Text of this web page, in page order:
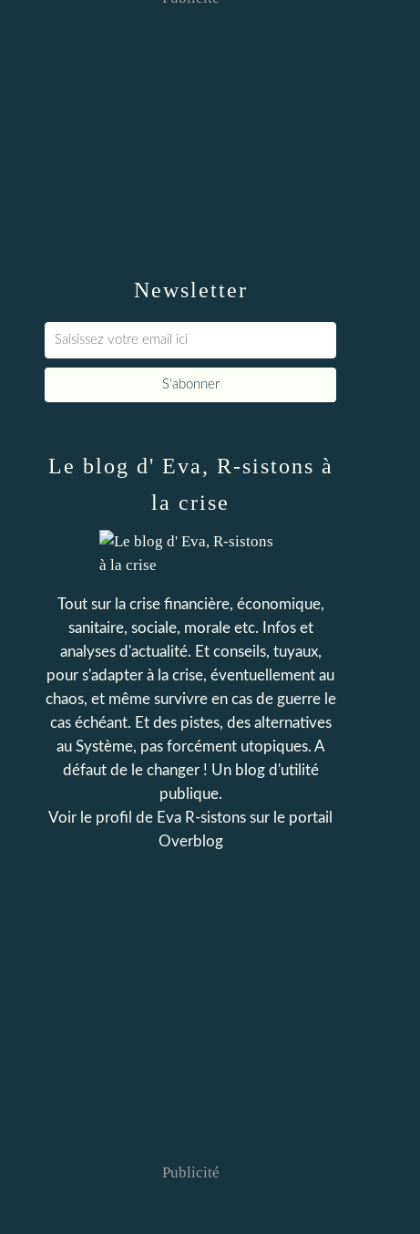
Newsletter
Le blog d' Eva, R-sistons à
la crise
Tout sur la crise financière, économique,
sanitaire, sociale, morale etc. Infos et
analyses d'actualité. Et conseils, tuyaux,
pour s'adapter à la crise, éventuellement au
chaos, et même survivre en cas de guerre le
cas échéant. Et des pistes, des alternatives
au Système, pas forcément utopiques. A
défaut de le changer ! Un blog d'utilité
publique.
Voir le profil de Eva R-sistons sur le portail
Overblog
Publicité